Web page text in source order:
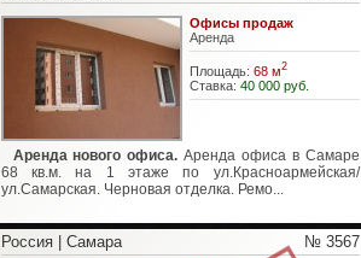
Офисы продаж
Аренда
Площадь: 68 м2
Ставка: 40 000 руб.
Аренда нового офиса. Аренда офиса в Самаре
68 кв.м. на 1 этаже по ул.Красноармейская/
ул.Самарская. Черновая отделка. Ремо...
Россия | Самара № 3567